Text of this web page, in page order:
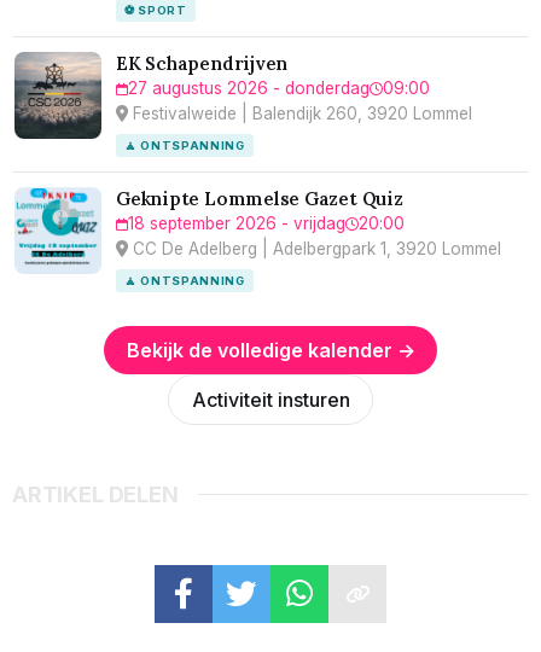
⚽ SPORT
EK Schapendrijven
27 augustus 2026 - donderdag
09:00
Festivalweide | Balendijk 260, 3920 Lommel
🧘 ONTSPANNING
Geknipte Lommelse Gazet Quiz
18 september 2026 - vrijdag
20:00
CC De Adelberg | Adelbergpark 1, 3920 Lommel
🧘 ONTSPANNING
Bekijk de volledige kalender →
Activiteit insturen
ARTIKEL DELEN